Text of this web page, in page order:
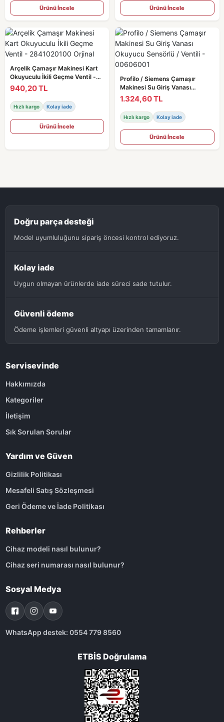
Ürünü İncele Ürünü İncele
Arçelik Çamaşır Makinesi Kart
Okuyuculu İkili Geçme Ventil -
2841020100 Orjinal
940,20 TL
Hızlı kargo Kolay iade
Ürünü İncele
Profilo / Siemens Çamaşır
Makinesi Su Giriş Vanası
Okuyucu Sensörlü / Ventili -
00606001
1.324,60 TL
Hızlı kargo Kolay iade
Ürünü İncele
Doğru parça desteği
Model uyumluluğunu sipariş öncesi kontrol ediyoruz.
Kolay iade
Uygun olmayan ürünlerde iade süreci sade tutulur.
Güvenli ödeme
Ödeme işlemleri güvenli altyapı üzerinden tamamlanır.
Servisevinde
Hakkımızda
Kategoriler
İletişim
Sık Sorulan Sorular
Yardım ve Güven
Gizlilik Politikası
Mesafeli Satış Sözleşmesi
Geri Ödeme ve İade Politikası
Rehberler
Cihaz modeli nasıl bulunur?
Cihaz seri numarası nasıl bulunur?
Sosyal Medya
WhatsApp destek: 0554 779 8560
ETBİS Doğrulama